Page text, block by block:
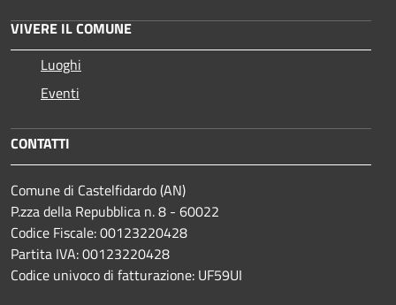
VIVERE IL COMUNE
Luoghi
Eventi
CONTATTI
Comune di Castelfidardo (AN)
P.zza della Repubblica n. 8 - 60022
Codice Fiscale: 00123220428
Partita IVA: 00123220428
Codice univoco di fatturazione: UF59UI